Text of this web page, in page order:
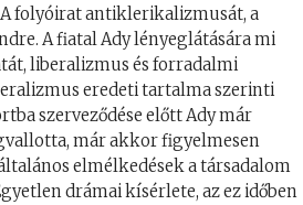
folyóirat antiklerikalizmusát, a
A fiatal Ady lényeglátására mi
liberalizmus és forradalmi
eredeti tartalma szerinti
szerveződése előtt Ady már
már akkor figyelmesen
elmélkedések a társadalom
drámai kísérlete, az ez időben